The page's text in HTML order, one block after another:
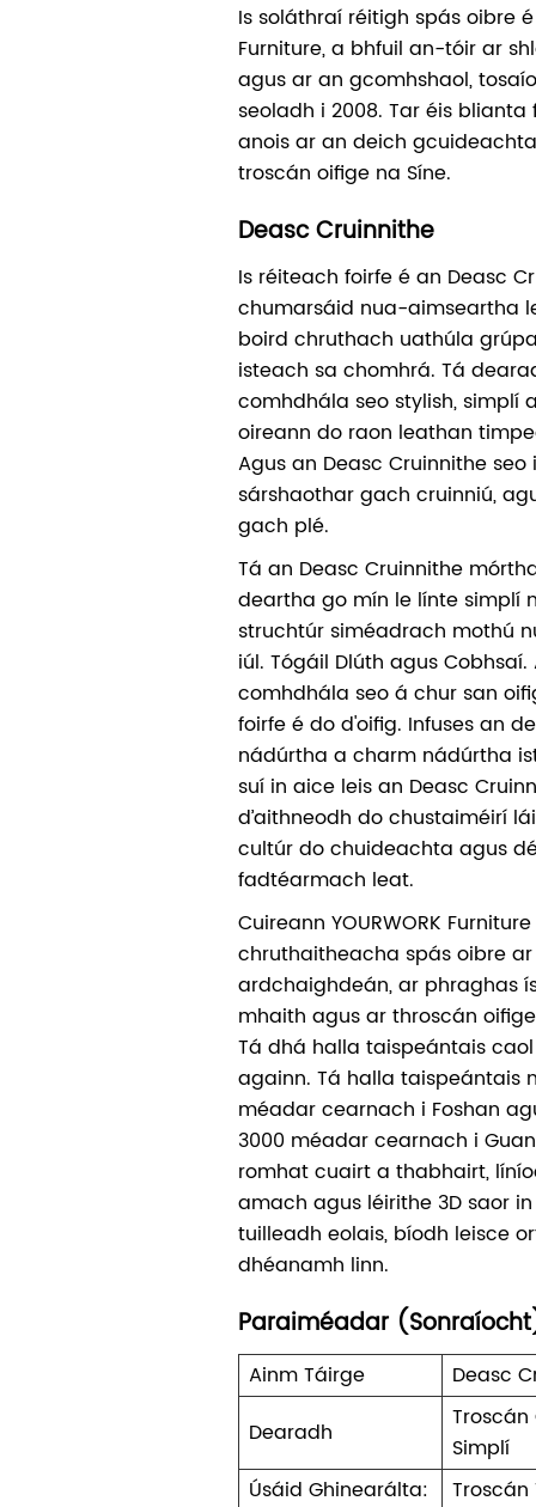
Is soláthraí réitigh spás oibre é
Furniture, a bhfuil an-tóir ar
agus ar an gcomhshaol,
seoladh i 2008. Tar éis
anois ar an deich
troscán oifige na Síne.
Deasc Cruinnithe
Is réiteach foirfe é an Deasc
chumarsáid nua-aimseartha
boird chruthach uathúla
isteach sa chomhrá. Tá
comhdhála seo stylish, simplí
oireann do raon leathan
Agus an Deasc Cruinnithe
sárshaothar gach cruinniú,
gach plé.
Tá an Deasc Cruinnithe
deartha go mín le línte simplí
struchtúr siméadrach mothú
iúl. Tógáil Dlúth agus
comhdhála seo á chur san
foirfe é do d'oifig. Infuses an
nádúrtha a charm nádúrtha
suí in aice leis an Deasc
d’aithneodh do chustaiméirí
cultúr do chuideachta agus
fadtéarmach leat.
Cuireann YOURWORK
chruthaitheacha spás oibre
ardchaighdeán, ar phraghas
mhaith agus ar throscán
Tá dhá halla taispeántais
againn. Tá halla taispeántais
méadar cearnach i Foshan
3000 méadar cearnach i
romhat cuairt a thabhairt,
amach agus léirithe 3D saor
tuilleadh eolais, bíodh leisce
dhéanamh linn.
Paraiméadar
Ainm Táirge
Deasc
Dearadh
Troscán
Simplí
Úsáid Ghinearálta: